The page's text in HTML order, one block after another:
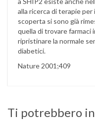
alla ricerca di terapie
scoperta si sono già
quella di trovare farmaci
ripristinare la normale
diabetici.
Nature 2001;409
Ti potrebbero